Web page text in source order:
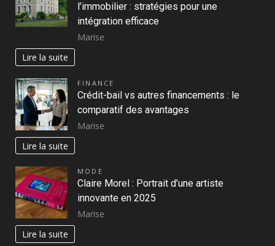
l’immobilier : stratégies pour une
intégration efficace
Marise
Lire la suite
FINANCE
Crédit-bail vs autres financements : le
comparatif des avantages
Marise
Lire la suite
MODE
Claire Morel : Portrait d’une artiste
innovante en 2025
Marise
Lire la suite